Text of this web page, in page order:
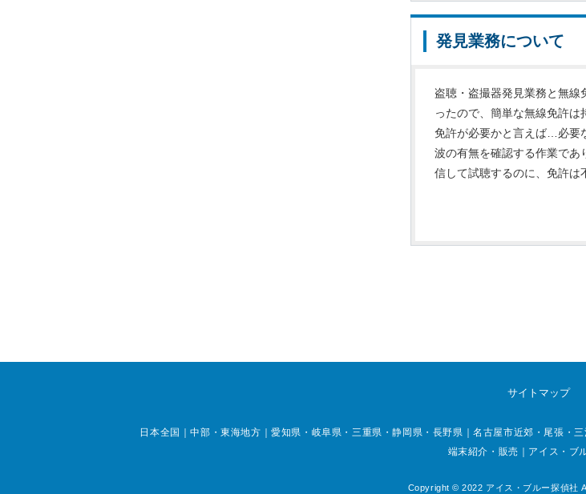
発見業務について
盗聴・盗撮器発見業務と無
ったので、簡単な無線免許
免許が必要かと言えば…必要
波の有無を確認する作業であ
信して試聴するのに、免許は
サイトマップ
日本全国｜中部・東海地方｜愛知県・岐阜県・三重県・静岡県・長野県｜名古屋市近郊・尾張・
端末紹介・販売｜アイス・ブ
Copyright © 2022 アイス・ブルー探偵社